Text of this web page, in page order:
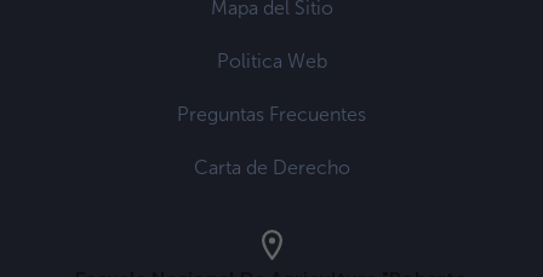
Mapa del Sitio
Politica Web
Preguntas Frecuentes
Carta de Derecho